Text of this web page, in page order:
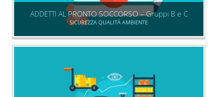
ADDETTI AL PRONTO SOCCORSO – Gruppi B e C
SICUREZZA QUALITÀ AMBIENTE